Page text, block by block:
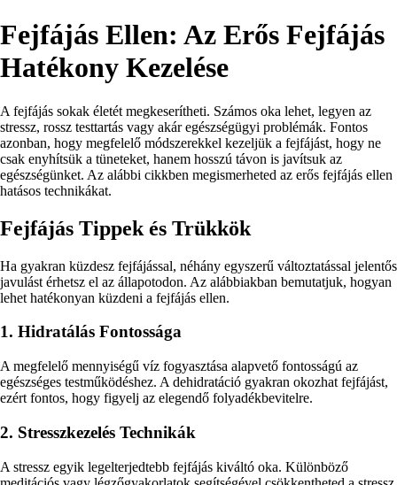
Fejfájás Ellen: Az Erős Fejfájás
Hatékony Kezelése
A fejfájás sokak életét megkeserítheti. Számos oka lehet, legyen az
stressz, rossz testtartás vagy akár egészségügyi problémák. Fontos
azonban, hogy megfelelő módszerekkel kezeljük a fejfájást, hogy ne
csak enyhítsük a tüneteket, hanem hosszú távon is javítsuk az
egészségünket. Az alábbi cikkben megismerheted az erős fejfájás ellen
hatásos technikákat.
Fejfájás Tippek és Trükkök
Ha gyakran küzdesz fejfájással, néhány egyszerű változtatással jelentős
javulást érhetsz el az állapotodon. Az alábbiakban bemutatjuk, hogyan
lehet hatékonyan küzdeni a fejfájás ellen.
1. Hidratálás Fontossága
A megfelelő mennyiségű víz fogyasztása alapvető fontosságú az
egészséges testműködéshez. A dehidratáció gyakran okozhat fejfájást,
ezért fontos, hogy figyelj az elegendő folyadékbevitelre.
2. Stresszkezelés Technikák
A stressz egyik legelterjedtebb fejfájás kiváltó oka. Különböző